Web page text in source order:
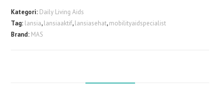
BAG
-
Kategori: Daily Living Aids
Tag: lansia,lansiaaktif,lansiasehat,mobilityaidspecialist
Brand: MAS